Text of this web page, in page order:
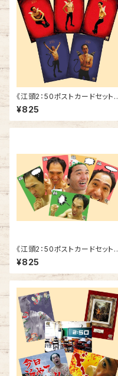
《江頭2：50ポストカードセット》
SCE-ED2
¥825
《江頭2：50ポストカードセット》
SCE-F2
¥825